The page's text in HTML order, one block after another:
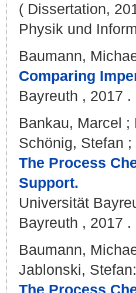
( Dissertation,
Physik und
Baumann,
Comparing
Bayreuth , 2017 .
Bankau, Marcel ;
Schönig, Stefan ;
The Process
Support.
Universität
Bayreuth , 2017 .
Baumann,
Jablonski, Stefan:
The Process